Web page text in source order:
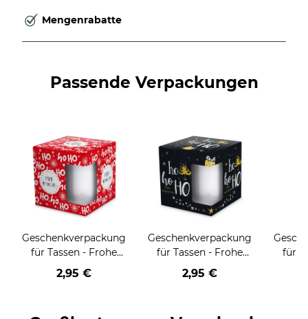
Mengenrabatte
Passende Verpackungen
Geschenkverpackung
für Tassen - Frohe
Weihnachten - HO
HO HO - rot
2,95 €
Geschenkverpackung
für Tassen - Frohe
Weihnachten - HO
HO HO - schwarz
2,95 €
für